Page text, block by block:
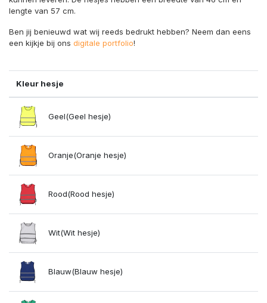
lengte van 57 cm.
Ben jij benieuwd wat wij reeds bedrukt hebben? Neem dan eens
een kijkje bij ons digitale portfolio!
Kleur hesje
Geel(Geel hesje)
Oranje(Oranje hesje)
Rood(Rood hesje)
Wit(Wit hesje)
Blauw(Blauw hesje)